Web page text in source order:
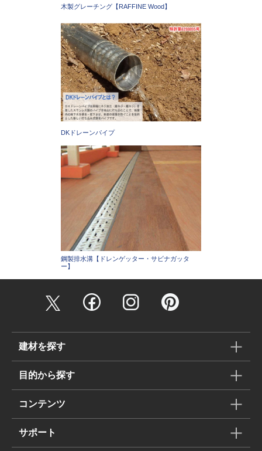
木製グレーチング【RAFFINE Wood】
DKドレーンパイプ
鋼製排水溝【ドレンゲッター・サビナガッタ
ー】
建材を探す
目的から探す
コンテンツ
サポート